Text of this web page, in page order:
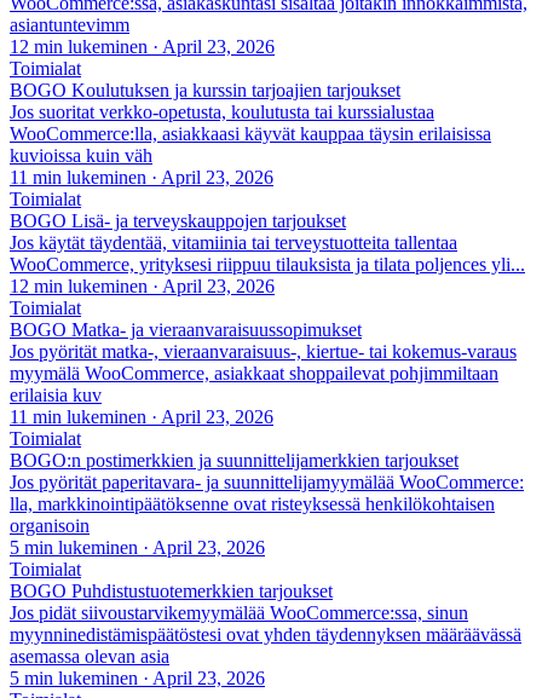
asiantuntevimm
12 min lukeminen · April 23, 2026
Toimialat
BOGO Koulutuksen ja kurssin tarjoajien tarjoukset
Jos suoritat verkko-opetusta, koulutusta tai kurssialustaa
WooCommerce:lla, asiakkaasi käyvät kauppaa täysin erilaisissa
kuvioissa kuin väh
11 min lukeminen · April 23, 2026
Toimialat
BOGO Lisä- ja terveyskauppojen tarjoukset
Jos käytät täydentää, vitamiinia tai terveystuotteita tallentaa
WooCommerce, yrityksesi riippuu tilauksista ja tilata poljences yli...
12 min lukeminen · April 23, 2026
Toimialat
BOGO Matka- ja vieraanvaraisuussopimukset
Jos pyörität matka-, vieraanvaraisuus-, kiertue- tai kokemus-varaus
myymälä WooCommerce, asiakkaat shoppailevat pohjimmiltaan
erilaisia kuv
11 min lukeminen · April 23, 2026
Toimialat
BOGO:n postimerkkien ja suunnittelijamerkkien tarjoukset
Jos pyörität paperitavara- ja suunnittelijamyymälää WooCommerce:
lla, markkinointipäätöksenne ovat risteyksessä henkilökohtaisen
organisoin
5 min lukeminen · April 23, 2026
Toimialat
BOGO Puhdistustuotemerkkien tarjoukset
Jos pidät siivoustarvikemyymälää WooCommerce:ssa, sinun
myynninedistämispäätöstesi ovat yhden täydennyksen määräävässä
asemassa olevan asia
5 min lukeminen · April 23, 2026